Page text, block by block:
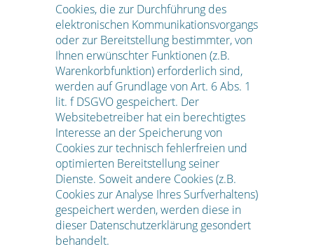
Cookies, die zur Durchführung des
elektronischen Kommunikationsvorgangs
oder zur Bereitstellung bestimmter, von
Ihnen erwünschter Funktionen (z.B.
Warenkorbfunktion) erforderlich sind,
werden auf Grundlage von Art. 6 Abs. 1
lit. f DSGVO gespeichert. Der
Websitebetreiber hat ein berechtigtes
Interesse an der Speicherung von
Cookies zur technisch fehlerfreien und
optimierten Bereitstellung seiner
Dienste. Soweit andere Cookies (z.B.
Cookies zur Analyse Ihres Surfverhaltens)
gespeichert werden, werden diese in
dieser Datenschutzerklärung gesondert
behandelt.